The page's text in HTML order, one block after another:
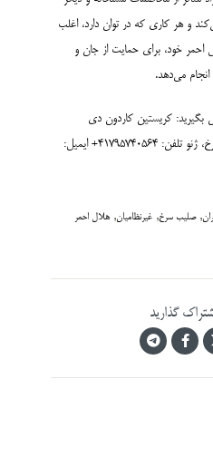
و هر کاری که در توان دارد، اغلب
خود، برای حمایت از جان و
انجام می‌دهد.
بگیرید: کریستین کاردون دی
لیختبوئر، کمیته بین‌المللی صلیب سرخ، ژنو تلفن: 41795740564+ ایمیل:
,صلیب سرخ, غیرنظامیان, هلال احمر
گذارید